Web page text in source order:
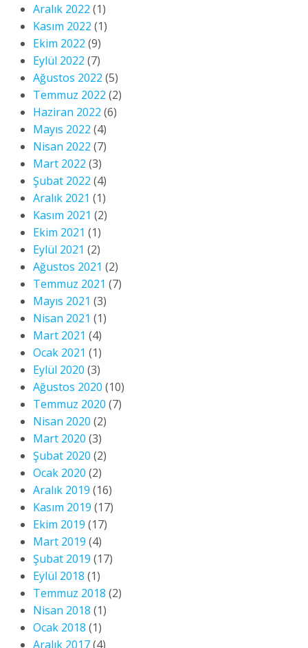
Aralık 2022 (1)
Kasım 2022 (1)
Ekim 2022 (9)
Eylül 2022 (7)
Ağustos 2022 (5)
Temmuz 2022 (2)
Haziran 2022 (6)
Mayıs 2022 (4)
Nisan 2022 (7)
Mart 2022 (3)
Şubat 2022 (4)
Aralık 2021 (1)
Kasım 2021 (2)
Ekim 2021 (1)
Eylül 2021 (2)
Ağustos 2021 (2)
Temmuz 2021 (7)
Mayıs 2021 (3)
Nisan 2021 (1)
Mart 2021 (4)
Ocak 2021 (1)
Eylül 2020 (3)
Ağustos 2020 (10)
Temmuz 2020 (7)
Nisan 2020 (2)
Mart 2020 (3)
Şubat 2020 (2)
Ocak 2020 (2)
Aralık 2019 (16)
Kasım 2019 (17)
Ekim 2019 (17)
Mart 2019 (4)
Şubat 2019 (17)
Eylül 2018 (1)
Temmuz 2018 (2)
Nisan 2018 (1)
Ocak 2018 (1)
Aralık 2017(4)